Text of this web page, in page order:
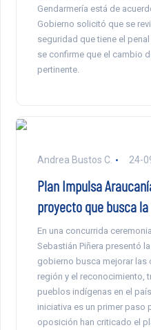
Gendarmería está de
Gobierno solicitó que se
seguridad que tiene el
se confirme que el cambio
pertinente.
Andrea Bustos C. 24-
Plan Impulsa
proyecto que busca
En una concurrida
Sebastián Piñera presentó
gobierno busca mejorar las
región y el reconocimiento,
pueblos indígenas en el
iniciativa es un primer paso
oposición han criticado el